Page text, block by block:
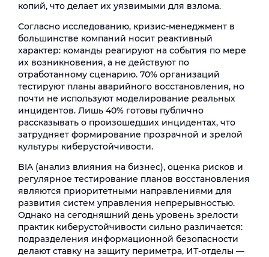
копий, что делает их уязвимыми для взлома.
Согласно исследованию, кризис-менеджмент в
большинстве компаний носит реактивный
характер: команды реагируют на события по мере
их возникновения, а не действуют по
отработанному сценарию. 70% организаций
тестируют планы аварийного восстановления, но
почти не используют моделирование реальных
инцидентов. Лишь 40% готовы публично
рассказывать о произошедших инцидентах, что
затрудняет формирование прозрачной и зрелой
культуры киберустойчивости.
BIA (анализ влияния на бизнес), оценка рисков и
регулярное тестирование планов восстановления
являются приоритетными направлениями для
развития систем управления непрерывностью.
Однако на сегодняшний день уровень зрелости
практик киберустойчивости сильно различается:
подразделения информационной безопасности
делают ставку на защиту периметра, ИТ-отделы —